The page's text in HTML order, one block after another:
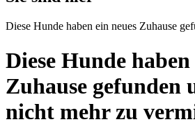
Diese Hunde haben ein neues Zuhause
Diese Hunde haben
Zuhause gefunden
nicht mehr zu